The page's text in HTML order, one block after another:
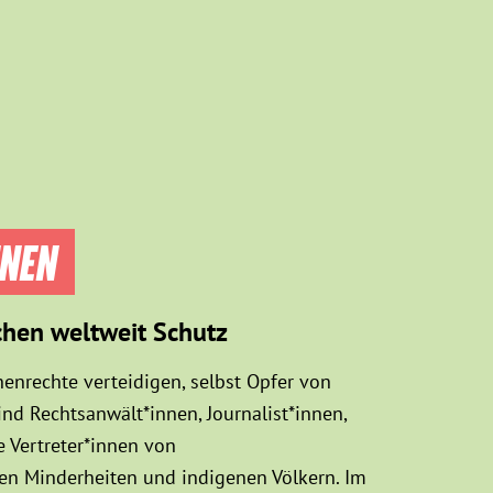
weltweit Schutz
verteidigen, selbst Opfer von
Rechtsanwält*innen, Journalist*innen,
Vertreter*innen von
Minderheiten und indigenen Völkern. Im